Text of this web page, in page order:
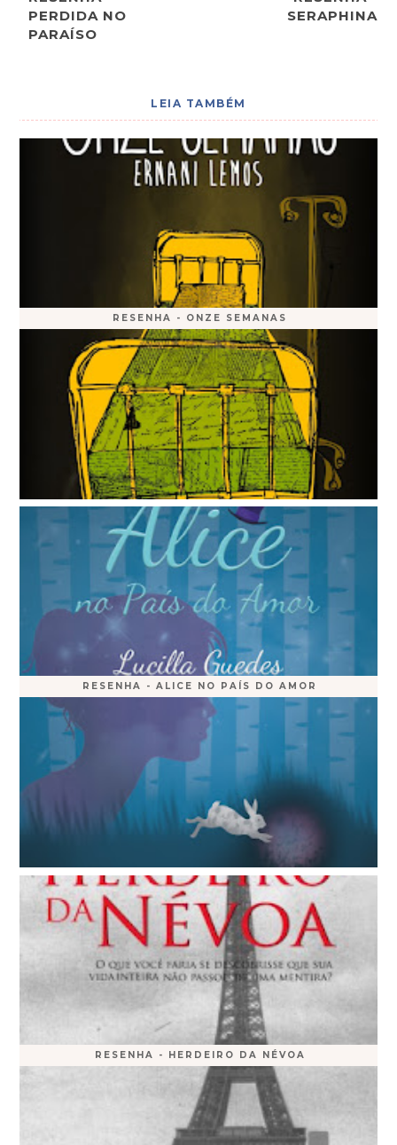
PERDIDA NO
PARAÍSO
SERAPHINA
LEIA TAMBÉM
RESENHA - ONZE SEMANAS
RESENHA - ALICE NO PAÍS DO AMOR
RESENHA - HERDEIRO DA NÉVOA